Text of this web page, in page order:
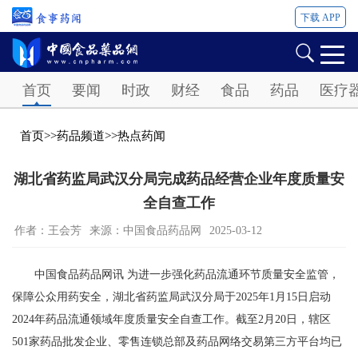
下载 APP
首页 要闻 时政 财经 食品 药品 医疗
首页>>药品频道>>热点药闻
湖北省药监局武汉分局完成药品经营企业年度质量安
全自查工作
作者：王会芳 来源：中国食品药品网 2025-03-12
中国食品药品网讯 为进一步强化药品流通环节质量安全监管，
保障公众用药安全，湖北省药监局武汉分局于2025年1月15日启动
2024年药品流通领域年度质量安全自查工作。截至2月20日，辖区
501家药品批发企业、零售连锁总部及药品网络交易第三方平台均已